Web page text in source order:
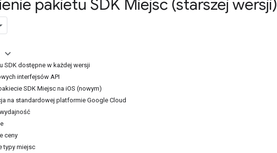
pakietu SDK Miejsc (starszej wersji)
SDK dostępne w każdej wersji
interfejsów API
SDK Miejsc na iOS (nowym)
na standardowej platformie Google Cloud
wydajność
ceny
typy miejsc